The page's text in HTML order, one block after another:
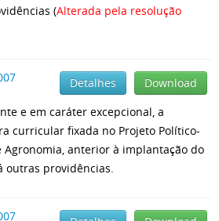
(Alterada pela resolução
Download
Detalhes
e em caráter excepcional, a
curricular fixada no Projeto Político-
Agronomia, anterior à implantação do
outras providências.